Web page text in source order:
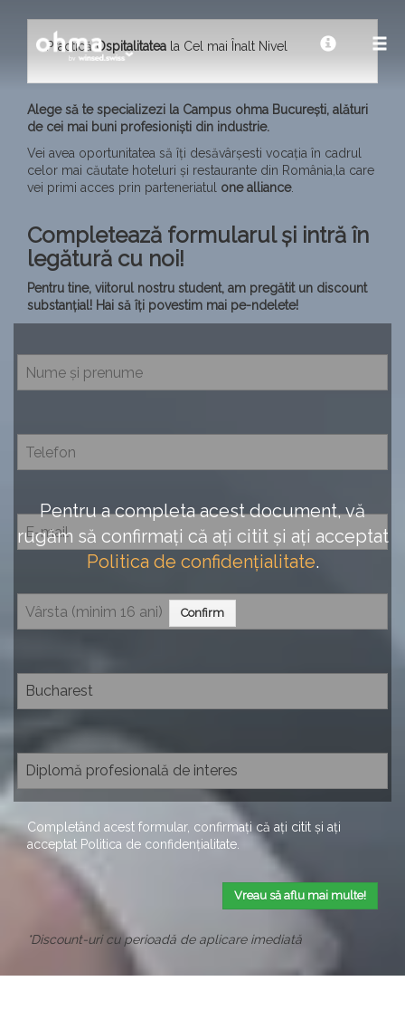
PracticăOspitalitatea la Cel mai Înalt Nivel
Alege să te specializezi la Campus ohma București, alături
de cei mai buni profesioniști din industrie.
Vei avea oportunitatea să îți desăvârșesti vocația în cadrul
celor mai căutate hoteluri și restaurante din România,la care
vei primi acces prin parteneriatul one alliance.
Completează formularul și intră în
legătură cu noi!
Pentru tine, viitorul nostru student, am pregătit un discount
substanțial! Hai să îți povestim mai pe-ndelete!
Pentru a completa acest document, vă
rugăm să confirmați că ați citit și ați acceptat
Politica de confidențialitate.
Confirm
Completând acest formular, confirmați că ați citit și ați
acceptat Politica de confidențialitate
Vreau să aflu mai multe!
*Discount-uri cu perioadă de aplicare imediată